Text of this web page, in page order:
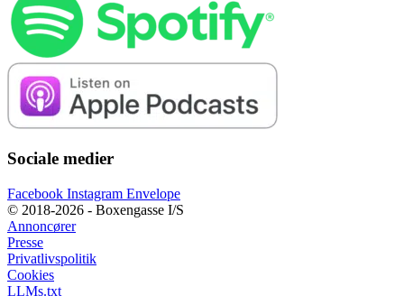
Sociale medier
Facebook Instagram Envelope
© 2018-2026 - Boxengasse I/S
Annoncører
Presse
Privatlivspolitik
Cookies
LLMs.txt